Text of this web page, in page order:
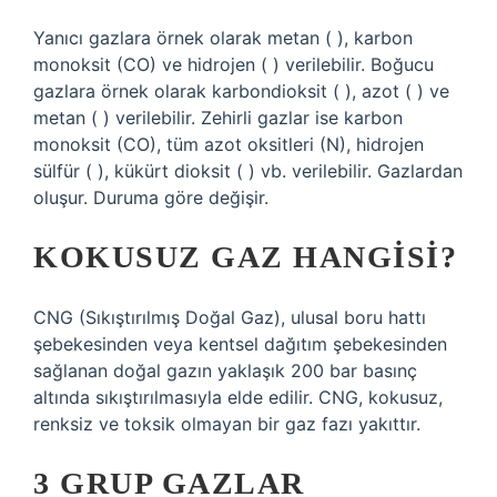
Yanıcı gazlara örnek olarak metan ( ), karbon
monoksit (CO) ve hidrojen ( ) verilebilir. Boğucu
gazlara örnek olarak karbondioksit ( ), azot ( ) ve
metan ( ) verilebilir. Zehirli gazlar ise karbon
monoksit (CO), tüm azot oksitleri (N), hidrojen
sülfür ( ), kükürt dioksit ( ) vb. verilebilir. Gazlardan
oluşur. Duruma göre değişir.
KOKUSUZ GAZ HANGISI?
CNG (Sıkıştırılmış Doğal Gaz), ulusal boru hattı
şebekesinden veya kentsel dağıtım şebekesinden
sağlanan doğal gazın yaklaşık 200 bar basınç
altında sıkıştırılmasıyla elde edilir. CNG, kokusuz,
renksiz ve toksik olmayan bir gaz fazı yakıttır.
3 GRUP GAZLAR